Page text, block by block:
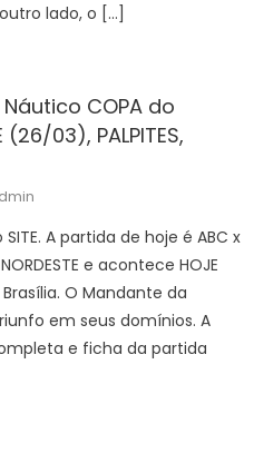
lado, o […]
Náutico COPA do
03), PALPITES,
A partida de hoje é ABC x
e acontece HOJE
O Mandante da
em seus domínios. A
e ficha da partida